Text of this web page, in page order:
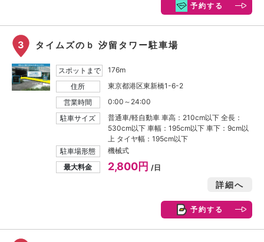
予約する
3 タイムズのｂ 汐留タワー駐車場
スポットまで
176m
住所
東京都港区東新橋1-6-2
営業時間
0:00～24:00
駐車サイズ
普通車/軽自動車 車高：210cm以下 全長：
530cm以下 車幅：195cm以下 車下：9cm以
上 タイヤ幅：195cm以下
駐車場形態
機械式
最大料金
2,800円 /日
詳細へ
予約する